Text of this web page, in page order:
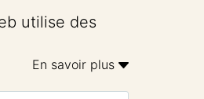
utilise des
En savoir plus